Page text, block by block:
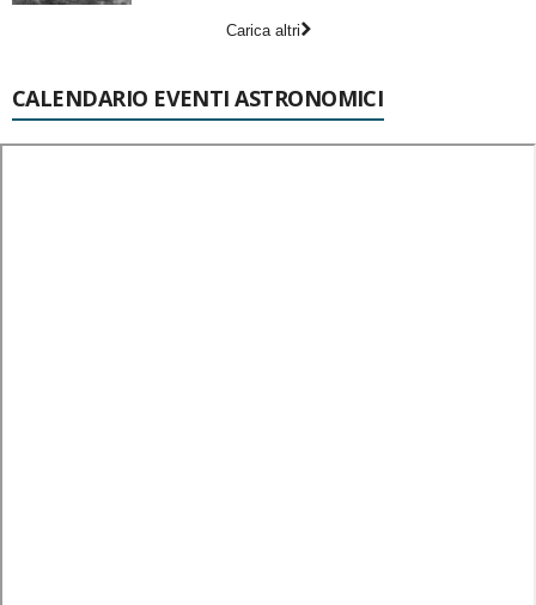
Carica altri
CALENDARIO EVENTI ASTRONOMICI